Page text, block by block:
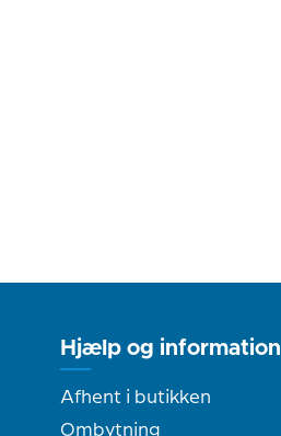
Hjælp og information
Afhent i butikken
Ombytning